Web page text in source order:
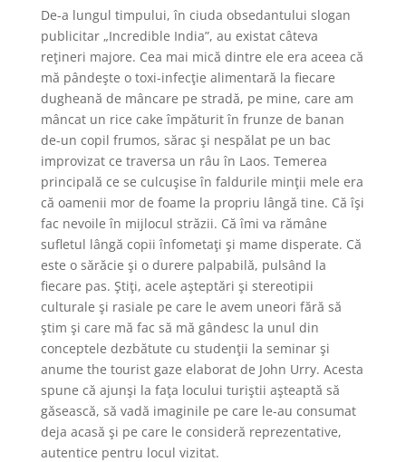
De-a lungul timpului, în ciuda obsedantului slogan
publicitar „Incredible India”, au existat câteva
reţineri majore. Cea mai mică dintre ele era aceea că
mă pândeşte o toxi-infecţie alimentară la fiecare
dugheană de mâncare pe stradă, pe mine, care am
mâncat un rice cake împăturit în frunze de banan
de-un copil frumos, sărac şi nespălat pe un bac
improvizat ce traversa un râu în Laos. Temerea
principală ce se culcuşise în faldurile minţii mele era
că oamenii mor de foame la propriu lângă tine. Că îşi
fac nevoile în mijlocul străzii. Că îmi va rămâne
sufletul lângă copii înfometaţi şi mame disperate. Că
este o sărăcie şi o durere palpabilă, pulsând la
fiecare pas. Ştiţi, acele aşteptări şi stereotipii
culturale şi rasiale pe care le avem uneori fără să
ştim şi care mă fac să mă gândesc la unul din
conceptele dezbătute cu studenţii la seminar şi
anume the tourist gaze elaborat de John Urry. Acesta
spune că ajunşi la faţa locului turiştii aşteaptă să
găsească, să vadă imaginile pe care le-au consumat
deja acasă şi pe care le consideră reprezentative,
autentice pentru locul vizitat.